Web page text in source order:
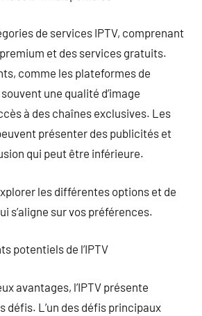
de services IPTV, comprenant
et des services gratuits.
comme les plateformes de
une qualité d’image
à des chaînes exclusives. Les
présenter des publicités et
qui peut être inférieure.
les différentes options et de
s’aligne sur vos préférences.
potentiels de l’IPTV
avantages, l’IPTV présente
défis. L’un des défis principaux